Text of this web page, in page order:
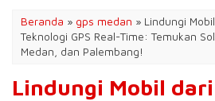
Beranda » gps medan » Lindungi
Teknologi GPS Real-Time: Temukan
Medan, dan Palembang!
Lindungi Mobil